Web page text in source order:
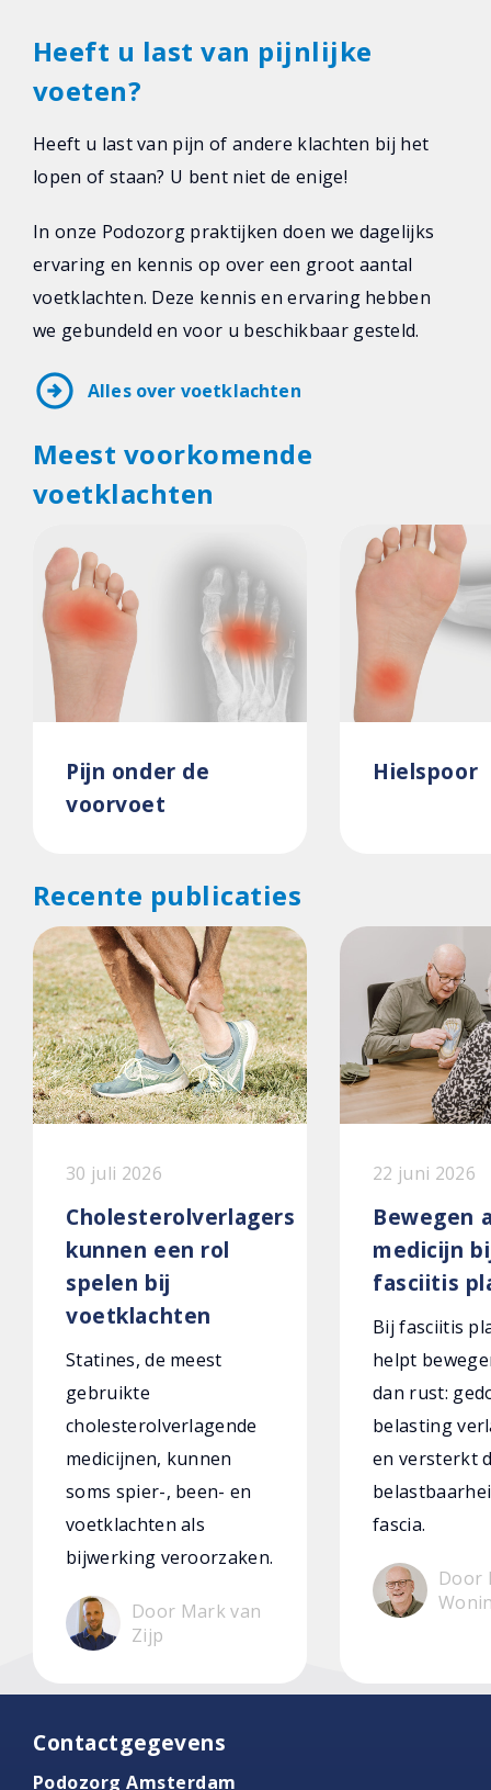
Heeft u last van pijnlijke
voeten?
Heeft u last van pijn of andere klachten bij het
lopen of staan? U bent niet de enige!
In onze Podozorg praktijken doen we dagelijks
ervaring en kennis op over een groot aantal
voetklachten. Deze kennis en ervaring hebben
we gebundeld en voor u beschikbaar gesteld.
arrow_circle_right Alles over voetklachten
Meest voorkomende
voetklachten
Pijn onder de
voorvoet
Hielspoor
Recente publicaties
30 juli 2026
Cholesterolverlagers
kunnen een rol
spelen bij
voetklachten
Statines, de meest
gebruikte
cholesterolverlagende
medicijnen, kunnen
soms spier-, been- en
voetklachten als
bijwerking veroorzaken.
Door Mark van
Zijp
22 juni 2026
Bewegen
medicijn
fasciitis
Bij fasciitis
helpt
dan rust:
belasting
en versterkt
fascia.
Door
Contactgegevens
Podozorg Amsterdam